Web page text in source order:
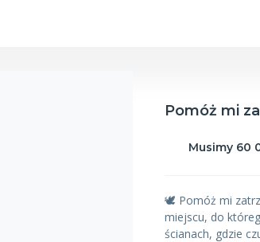
Pomóż mi
Musimy 60
🕊️ Pomóż mi
miejscu, do
ścianach, gdzie